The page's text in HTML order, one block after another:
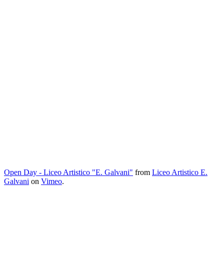
Open Day - Liceo Artistico "E. Galvani" from Liceo Artistico E.
Galvani on Vimeo.